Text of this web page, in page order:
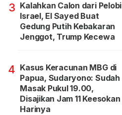
3 Kalahkan Calon dari Pelobi
Israel, El Sayed Buat
Gedung Putih Kebakaran
Jenggot, Trump Kecewa
4 Kasus Keracunan MBG di
Papua, Sudaryono: Sudah
Masak Pukul 19.00,
Disajikan Jam 11 Keesokan
Harinya